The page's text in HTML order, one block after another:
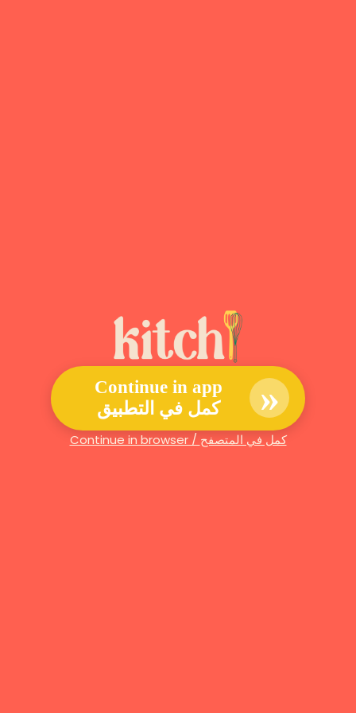
Continue in app
كمل في التطبيق
»
Continue in browser / كمل في المتصفح